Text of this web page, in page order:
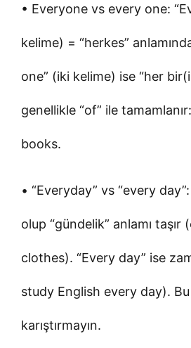
• Everyone vs every one:
kelime) = “herkes”
one” (iki kelime) ise “her
genellikle “of” ile
books.
• “Everyday” vs “every
olup “gündelik” anlamı taşır
clothes). “Every day” ise
study English every day). Bu
karıştırmayın.